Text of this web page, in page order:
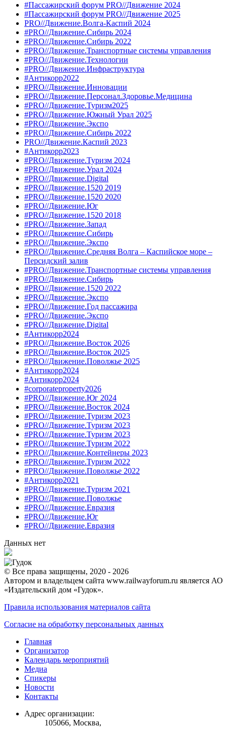
#Пассажирский форум PRO//Движение 2024
#Пассажирский форум PRO//Движение 2025
PRO//Движение.Волга-Каспий 2024
#PRO//Движение.Сибирь 2024
#PRO//Движение.Сибирь 2022
#PRO//Движение.Транспортные системы управления
#PRO//Движение.Технологии
#PRO//Движение.Инфраструктура
#Антикорр2022
#PRO//Движение.Инновации
#PRO//Движение.Персонал.Здоровье.Медицина
#PRO//Движение.Туризм2025
#PRO//Движение.Южный Урал 2025
#PRO//Движение.Экспо
#PRO//Движение.Сибирь 2022
PRO//Движение.Каспий 2023
#Антикорр2023
#PRO//Движение.Туризм 2024
#PRO//Движение.Урал 2024
#PRO//Движение.Digital
#PRO//Движение.1520 2019
#PRO//Движение.1520 2020
#PRO//Движение.Юг
#PRO//Движение.1520 2018
#PRO//Движение.Запад
#PRO//Движение.Сибирь
#PRO//Движение.Экспо
#PRO//Движение.Средняя Волга – Каспийское море –
Персидский залив
#PRO//Движение.Транспортные системы управления
#PRO//Движение.Сибирь
#PRO//Движение.1520 2022
#PRO//Движение.Экспо
#PRO//Движение.Год пассажира
#PRO//Движение.Экспо
#PRO//Движение.Digital
#Антикорр2024
#PRO//Движение.Восток 2026
#PRO//Движение.Восток 2025
#PRO//Движение.Поволжье 2025
#Антикорр2024
#Антикорр2024
#corporateproperty2026
#PRO//Движение.Юг 2024
#PRO//Движение.Восток 2024
#PRO//Движение.Туризм 2023
#PRO//Движение.Туризм 2023
#PRO//Движение.Туризм 2023
#PRO//Движение.Туризм 2022
#PRO//Движение.Контейнеры 2023
#PRO//Движение.Туризм 2022
#PRO//Движение.Поволжье 2022
#Антикорр2021
#PRO//Движение.Туризм 2021
#PRO//Движение.Поволжье
#PRO//Движение.Евразия
#PRO//Движение.Юг
#PRO//Движение.Евразия
Данных нет
© Все права защищены, 2020 - 2026
Автором и владельцем сайта www.railwayforum.ru является АО
«Издательский дом «Гудок».
Правила использования материалов сайта
Согласие на обработку персональных данных
Главная
Организатор
Календарь мероприятий
Медиа
Спикеры
Новости
Контакты
Адрес организации:
105066, Москва,